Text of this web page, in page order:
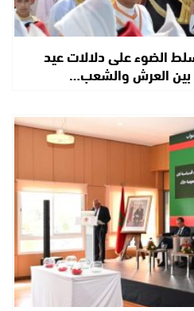
الضوء على دلالات عيد
بين العرش والشعب…